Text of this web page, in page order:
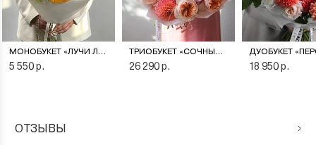
МОНОБУКЕТ «ЛУЧИ ЛЕТА»
5 550 р.
ТРИОБУКЕТ «СОЧНЫЙ ПЕРСИК»
26 290 р. 18 950 р.
ОТЗЫВЫ